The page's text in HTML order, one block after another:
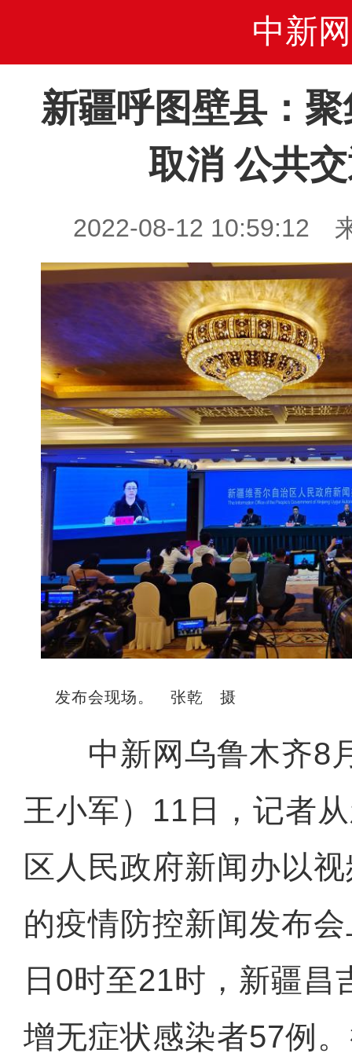
中新网
新疆呼图壁县：
取消 公共
2022-08-12 10:59:12
发布会现场。 张乾 摄
中新网乌鲁木齐8
王小军）11日，记者
区人民政府新闻办以
的疫情防控新闻发布
日0时至21时，新疆昌
增无症状感染者57例